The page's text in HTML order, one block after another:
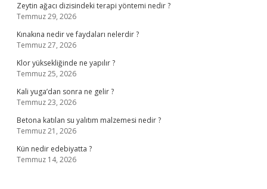
Zeytin ağacı dizisindeki terapi yöntemi nedir ?
Temmuz 29, 2026
Kınakına nedir ve faydaları nelerdir ?
Temmuz 27, 2026
Klor yüksekliğinde ne yapılır ?
Temmuz 25, 2026
Kali yuga’dan sonra ne gelir ?
Temmuz 23, 2026
Betona katılan su yalıtım malzemesi nedir ?
Temmuz 21, 2026
Kün nedir edebiyatta ?
Temmuz 14, 2026